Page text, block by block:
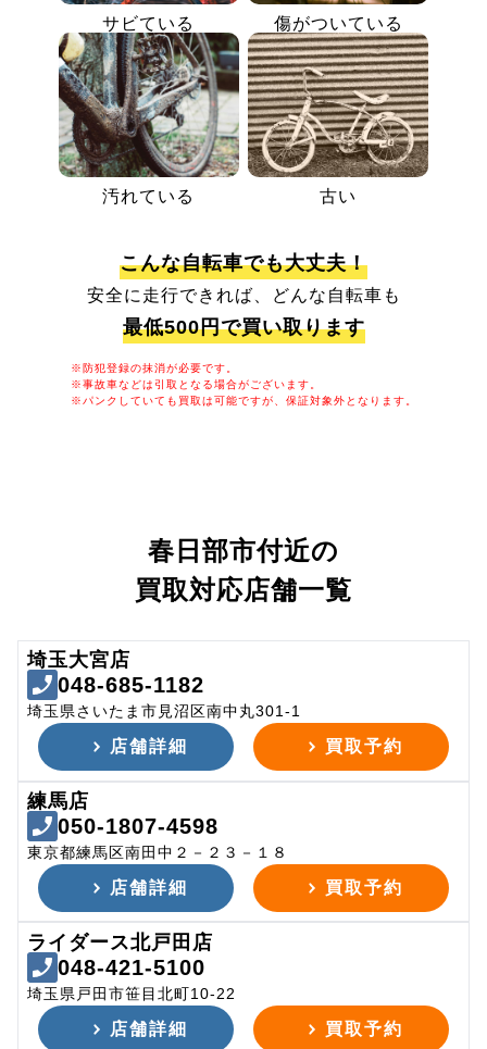
サビている 傷がついている
汚れている 古い
こんな自転車でも大丈夫！
安全に走行できれば、どんな自転車も
最低500円で買い取ります
※防犯登録の抹消が必要です。
※事故車などは引取となる場合がございます。
※パンクしていても買取は可能ですが、保証対象外となります。
春日部市付近の
買取対応店舗一覧
埼玉大宮店
048-685-1182
埼玉県さいたま市見沼区南中丸301-1
店舗詳細 買取予約
練馬店
050-1807-4598
東京都練馬区南田中２－２３－１８
店舗詳細 買取予約
ライダース北戸田店
048-421-5100
埼玉県戸田市笹目北町10-22
店舗詳細 買取予約